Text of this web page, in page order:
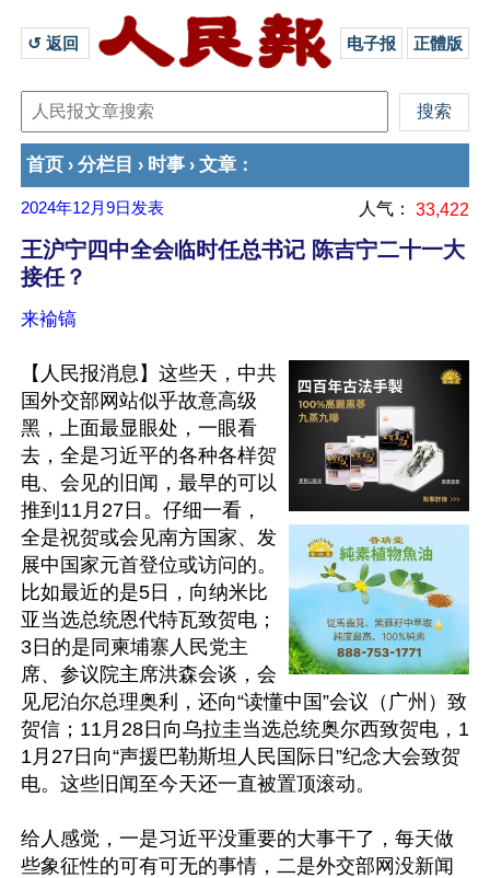
↺ 返回 电子报 正體版
首页 › 分栏目 › 时事 › 文章 ：
2024年12月9日 发表 人气： 33,422
王沪宁四中全会临时任总书记 陈吉宁二十一大
接任？
来褕镐
【人民报消息】这些天，中共
国外交部网站似乎故意高级
黑，上面最显眼处，一眼看
去，全是习近平的各种各样贺
电、会见的旧闻，最早的可以
推到11月27日。仔细一看，
全是祝贺或会见南方国家、发
展中国家元首登位或访问的。
比如最近的是5日，向纳米比
亚当选总统恩代特瓦致贺电；
3日的是同柬埔寨人民党主
席、参议院主席洪森会谈，会
见尼泊尔总理奥利，还向“读懂中国”会议（广州）致
贺信；11月28日向乌拉圭当选总统奥尔西致贺电，1
1月27日向“声援巴勒斯坦人民国际日”纪念大会致贺
电。这些旧闻至今天还一直被置顶滚动。
给人感觉，一是习近平没重要的大事干了，每天做
些象征性的可有可无的事情，二是外交部网没新闻